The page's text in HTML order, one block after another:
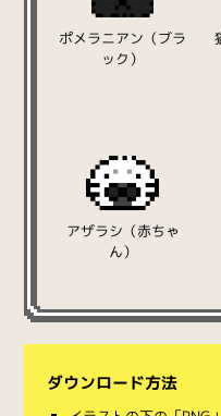
ポメラニアン（ブラ
ック）
アザラシ（赤ちゃ
ん）
ダウンロード方法